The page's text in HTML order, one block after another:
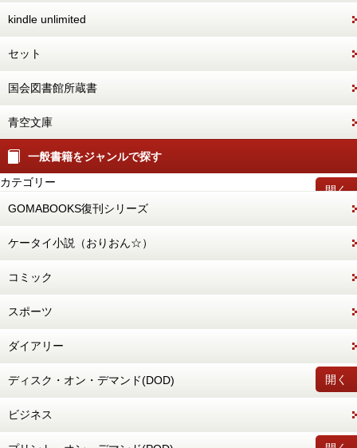
kindle unlimited
セット
国会図書館所蔵書
青空文庫
一般書籍をジャンルで探す
開く
カテゴリー
GOMABOOKS復刊シリーズ
ケータイ小説（おりおん☆）
コミック
スポーツ
ダイアリー
開く
ディスク・オン・デマンド(DOD)
ビジネス